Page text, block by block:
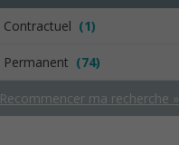
Contractuel (1)
Permanent (74)
Recommencer ma recherche »